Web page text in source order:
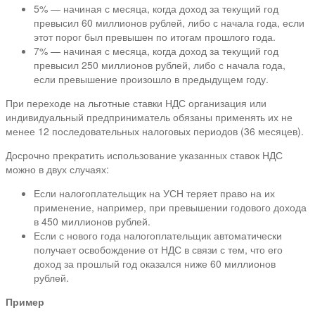
5% — начиная с месяца, когда доход за текущий год
превысил 60 миллионов рублей, либо с начала года, если
этот порог был превышен по итогам прошлого года.
7% — начиная с месяца, когда доход за текущий год
превысил 250 миллионов рублей, либо с начала года,
если превышение произошло в предыдущем году.
При переходе на льготные ставки НДС организация или
индивидуальный предприниматель обязаны применять их не
менее 12 последовательных налоговых периодов (36 месяцев).
Досрочно прекратить использование указанных ставок НДС
можно в двух случаях:
Если налогоплательщик на УСН теряет право на их
применение, например, при превышении годового дохода
в 450 миллионов рублей.
Если с нового года налогоплательщик автоматически
получает освобождение от НДС в связи с тем, что его
доход за прошлый год оказался ниже 60 миллионов
рублей.
Пример